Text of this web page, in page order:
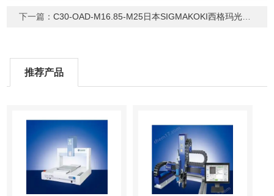
下一篇：C30-OAD-M16.85-M25日本SIGMAKOKI西格玛光机笼式物镜适配器
推荐产品